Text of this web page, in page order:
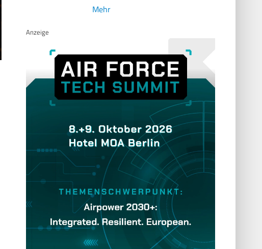
Mehr
Anzeige